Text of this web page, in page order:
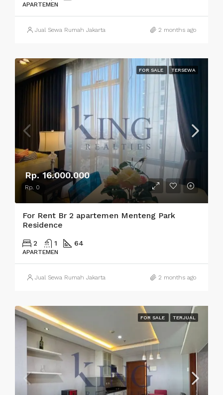
APARTEMEN
Jual Sewa Rumah Jakarta 2 months ago
FOR SALE TERSEWA
Rp. 16.000.000
Rp. 0
For Rent Br 2 apartemen Menteng Park
Residence
2 1 64
APARTEMEN
Jual Sewa Rumah Jakarta 2 months ago
FOR SALE TERJUAL